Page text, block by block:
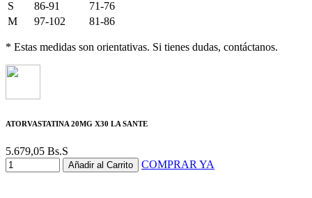
S 86-91
71-76
M
97-102 81-86
* Estas medidas son orientativas. Si tienes dudas, contáctanos.
ATORVASTATINA 20MG X30 LA SANTE
5.679,05 Bs.S
Añadir al Carrito COMPRAR YA